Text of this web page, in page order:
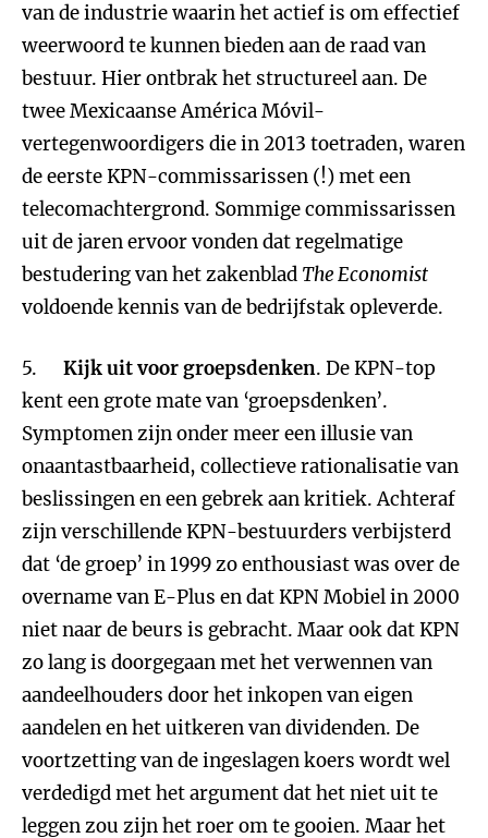
van de industrie waarin het actief is om effectief
weerwoord te kunnen bieden aan de raad van
bestuur. Hier ontbrak het structureel aan. De
twee Mexicaanse América Móvil-
vertegenwoordigers die in 2013 toetraden, waren
de eerste KPN-commissarissen (!) met een
telecomachtergrond. Sommige commissarissen
uit de jaren ervoor vonden dat regelmatige
bestudering van het zakenblad The Economist
voldoende kennis van de bedrijfstak opleverde.
5. Kijk uit voor groepsdenken. De KPN-top
kent een grote mate van ‘groepsdenken’.
Symptomen zijn onder meer een illusie van
onaantastbaarheid, collectieve rationalisatie van
beslissingen en een gebrek aan kritiek. Achteraf
zijn verschillende KPN-bestuurders verbijsterd
dat ‘de groep’ in 1999 zo enthousiast was over de
overname van E-Plus en dat KPN Mobiel in 2000
niet naar de beurs is gebracht. Maar ook dat KPN
zo lang is doorgegaan met het verwennen van
aandeelhouders door het inkopen van eigen
aandelen en het uitkeren van dividenden. De
voortzetting van de ingeslagen koers wordt wel
verdedigd met het argument dat het niet uit te
leggen zou zijn het roer om te gooien. Maar het